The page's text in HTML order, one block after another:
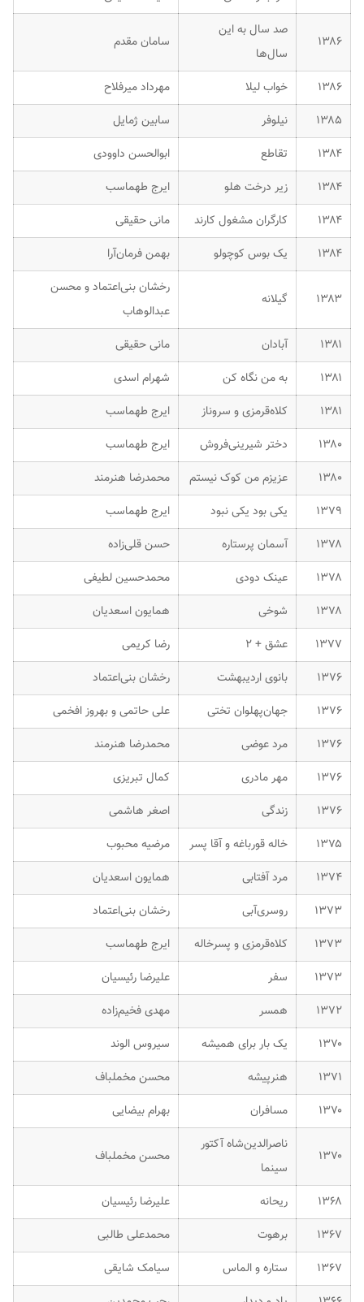
۱۳۸۶
صد سال به این
سال‌ها
سامان مقدم
۱۳۸۶ خواب لیلا
مهرداد میرفلاح
۱۳۸۵
نیلوفر
سابین ژمایل
۱۳۸۴
تقاطع
ابوالحسن داوودی
۱۳۸۴
زیر درخت هلو
ایرج طهماسب
۱۳۸۴
کارگران مشغول کارند
مانی حقیقی
۱۳۸۴
یک بوس کوچولو بهمن فرمان‌آرا
۱۳۸۳ گیلانه
رخشان بنی‌اعتماد و محسن
عبدالوهاب
۱۳۸۱
آبادان
مانی حقیقی
۱۳۸۱
به من نگاه کن
شهرام اسدی
۱۳۸۱
کلاه‌قرمزی و سروناز
ایرج طهماسب
۱۳۸۰
دختر شیرینی‌فروش
ایرج طهماسب
۱۳۸۰
عزیزم من کوک نیستم
محمدرضا هنرمند
۱۳۷۹
یکی بود یکی نبود
ایرج طهماسب
۱۳۷۸
آسمان پرستاره
حسن قلی‌زاده
۱۳۷۸
عینک دودی
محمدحسین لطیفی
۱۳۷۸
شوخی
همایون اسعدیان
۱۳۷۷
عشق + ۲
رضا کریمی
۱۳۷۶
بانوی اردیبهشت
رخشان بنی‌اعتماد
۱۳۷۶
جهان‌پهلوان تختی
علی حاتمی و بهروز افخمی
۱۳۷۶
مرد عوضی
محمدرضا هنرمند
۱۳۷۶
مهر مادری
کمال تبریزی
۱۳۷۶
زندگی
اصغر هاشمی
۱۳۷۵
خاله قورباغه و آقا پسر
مرضیه محبوب
۱۳۷۴
مرد آفتابی
همایون اسعدیان
۱۳۷۳
روسری‌آبی
رخشان بنی‌اعتماد
۱۳۷۳
کلاه‌قرمزی و پسرخاله
ایرج طهماسب
۱۳۷۳
سفر
علیرضا رئیسیان
۱۳۷۲
همسر
مهدی فخیم‌زاده
۱۳۷۰
یک بار برای همیشه
سیروس الوند
۱۳۷۱
هنرپیشه
محسن مخملباف
۱۳۷۰
مسافران بهرام بیضایی
۱۳۷۰
ناصرالدین‌شاه آکتور
سینما
محسن مخملباف
۱۳۶۸ ریحانه
علیرضا رئیسیان
۱۳۶۷
برهوت
محمدعلی طالبی
۱۳۶۷
ستاره و الماس
سیامک شایقی